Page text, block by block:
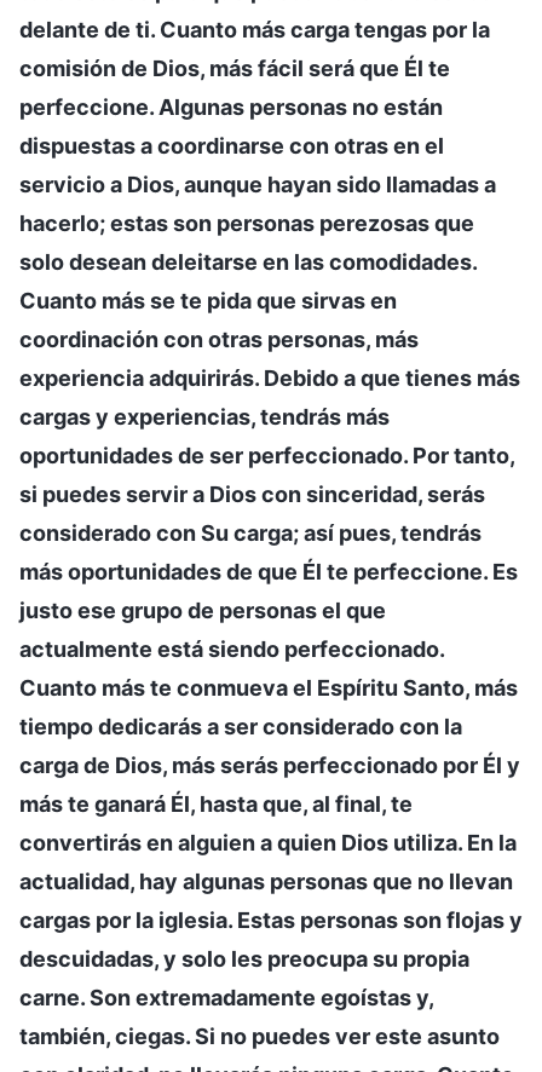
delante de ti. Cuanto más carga tengas por la
comisión de Dios, más fácil será que Él te
perfeccione. Algunas personas no están
dispuestas a coordinarse con otras en el
servicio a Dios, aunque hayan sido llamadas a
hacerlo; estas son personas perezosas que
solo desean deleitarse en las comodidades.
Cuanto más se te pida que sirvas en
coordinación con otras personas, más
experiencia adquirirás. Debido a que tienes más
cargas y experiencias, tendrás más
oportunidades de ser perfeccionado. Por tanto,
si puedes servir a Dios con sinceridad, serás
considerado con Su carga; así pues, tendrás
más oportunidades de que Él te perfeccione. Es
justo ese grupo de personas el que
actualmente está siendo perfeccionado.
Cuanto más te conmueva el Espíritu Santo, más
tiempo dedicarás a ser considerado con la
carga de Dios, más serás perfeccionado por Él y
más te ganará Él, hasta que, al final, te
convertirás en alguien a quien Dios utiliza. En la
actualidad, hay algunas personas que no llevan
cargas por la iglesia. Estas personas son flojas y
descuidadas, y solo les preocupa su propia
carne. Son extremadamente egoístas y,
también, ciegas. Si no puedes ver este asunto